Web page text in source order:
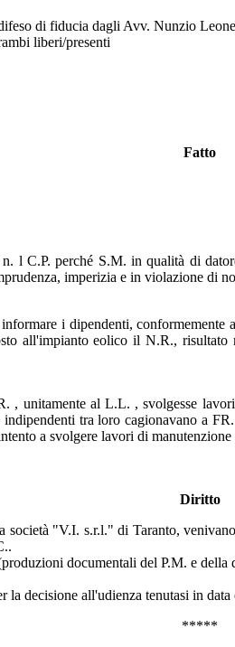
di fiducia dagli Avv. Nunzio
liberi/presenti
Fatto
l C.P. perché S.M. in qualità di
imperizia e in violazione di
i dipendenti,
all'impianto eolico il N.R.,
al L.L. , svolgesse
tra loro cagionavano a
a svolgere lavori di
Diritto
"V.I. s.r.l." di Taranto,
documentali del P.M. e
decisione all'udienza tenutasi in data
*****